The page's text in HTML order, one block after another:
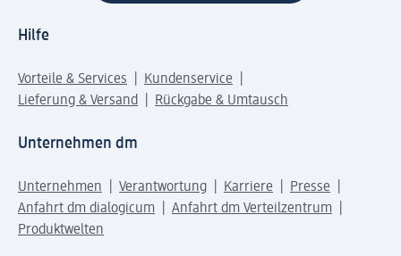
Hilfe
Vorteile & Services
Kundenservice
Lieferung & Versand
Rückgabe & Umtausch
Unternehmen dm
Unternehmen Verantwortung Karriere
Presse
Anfahrt dm dialogicum
Anfahrt dm Verteilzentrum
Produktwelten